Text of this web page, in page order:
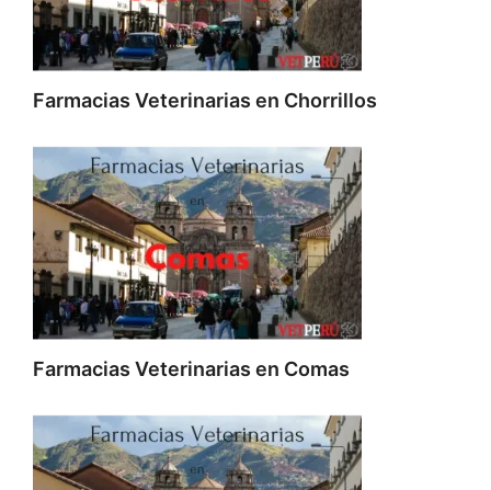
Farmacias Veterinarias en Chorrillos
Farmacias Veterinarias en Comas